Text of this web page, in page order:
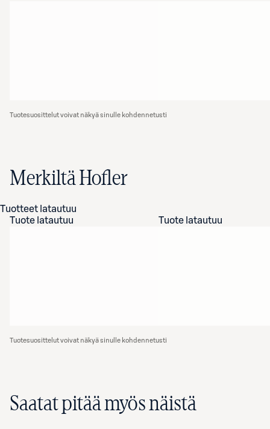
Tuotesuosittelut voivat näkyä sinulle kohdennetusti
Merkiltä Hofler
Tuotteet latautuu
Tuote latautuu
Tuote latautuu
Tuotesuosittelut voivat näkyä sinulle kohdennetusti
Saatat pitää myös näistä